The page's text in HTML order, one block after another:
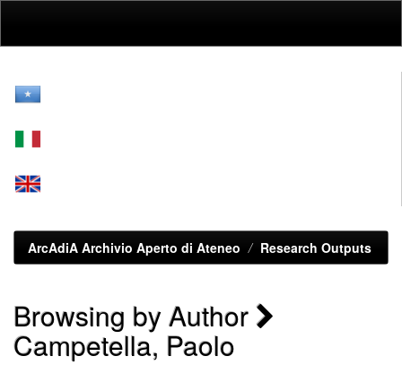
ArcAdiA Archivio Aperto di Ateneo Research Outputs
Browsing by Author
Campetella, Paolo